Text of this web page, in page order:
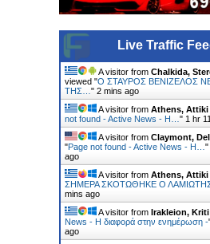
Live Traffic
A visitor from Chalkida,
viewed "Ο ΣΤΑΥΡΟΣ ΒΕΝΙΖΕΛΟΣ
ΤΗΣ… " 2 mins ago
A visitor from Athens, Attiki
not found - Active News - Η… " 1 hr
A visitor from Claymont,
"Page not found - Active News - Η… "
ago
A visitor from Athens, Attiki
ΣΗΜΕΡΑ ΣΚΟΤΩΘΗΚΕ Ο
mins ago
A visitor from Irakleion, Kriti
News - Η διαφορά στην ενημέρωση -
ago